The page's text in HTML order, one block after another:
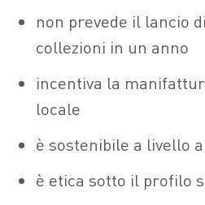
non prevede il lancio
collezioni in un anno
incentiva la
locale
è sostenibile a livello
è etica sotto il profilo